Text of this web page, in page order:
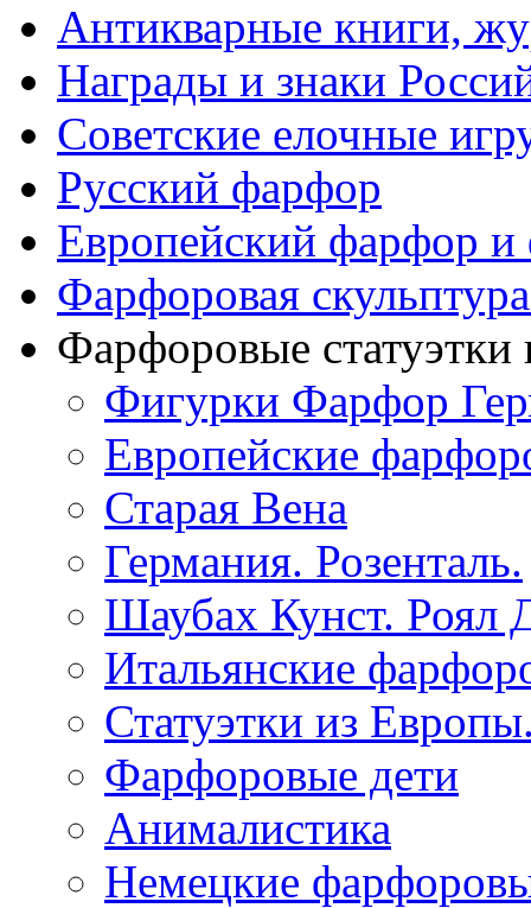
Антикварные книги,
Награды и знаки
Советские елочные
Русский фарфор
Европейский фарфор и
Фарфоровая
Фарфоровые
Фигурки Фарфор
Европейские
Старая Вена
Германия. Розенталь.
Шаубах Кунст. Роял
Итальянские
Статуэтки из
Фарфоровые дети
Анималистика
Немецкие